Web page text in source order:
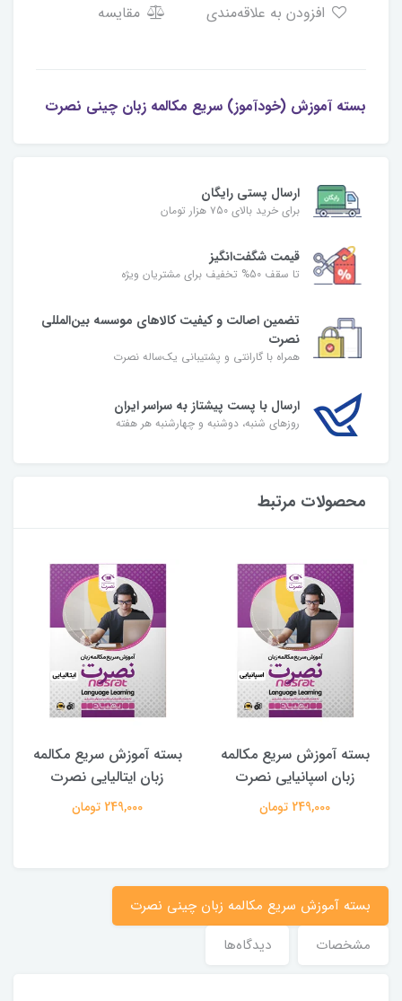
مقایسه
بسته آموزش (خودآموز) سریع مکالمه زبان چینی نصرت
ارسال پستی رایگان
برای خرید بالای ۷50 هزار تومان
قیمت شگفت‌انگیز
تا سقف 50% تخفیف برای مشتریان ویژه
تضمین اصالت و کیفیت کالاهای موسسه بین‌المللی
نصرت
همراه با گارانتی و پشتیبانی یک‌ساله نصرت
ارسال با پست پیشتاز به سراسر ایران
روزهای شنبه، دوشنبه و چهارشنبه هر هفته
محصولات مرتبط
بسته آموزش سریع مکالمه
زبان اسپانیایی نصرت
249,000 تومان
بسته آموزش سریع مکالمه
زبان ایتالیایی نصرت
249,000 تومان
بسته آموزش سریع مکالمه زبان چینی نصرت
مشخصات
دیدگاه‌ها